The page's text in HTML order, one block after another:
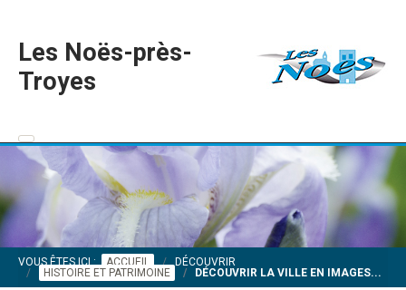
Les Noës-près-
Troyes
VOUS ÊTES ICI : ACCUEIL
DÉCOUVRIR
HISTOIRE ET PATRIMOINE
DÉCOUVRIR LA VILLE EN IMAGES...